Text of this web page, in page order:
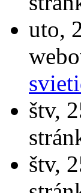
uto,
štv,
štv,